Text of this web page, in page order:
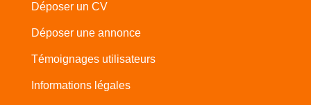
Déposer un CV
Déposer une annonce
Témoignages utilisateurs
Informations légales